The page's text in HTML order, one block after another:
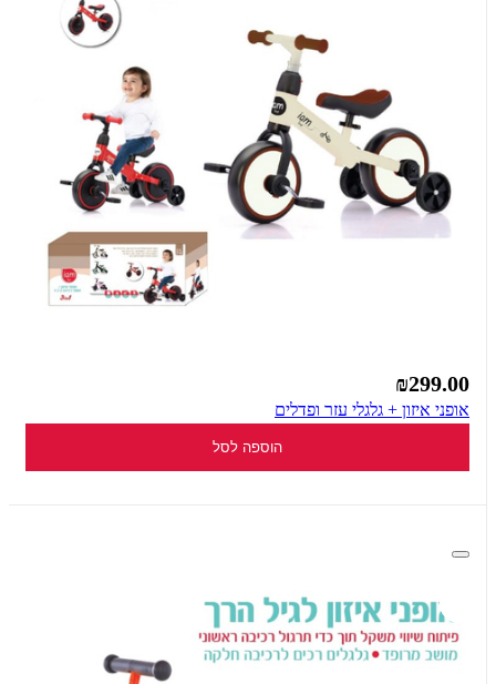
₪299.00
אופני איזון + גלגלי עזר ופדלים
הוספה לסל